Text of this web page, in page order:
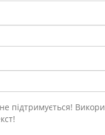
підтримується!